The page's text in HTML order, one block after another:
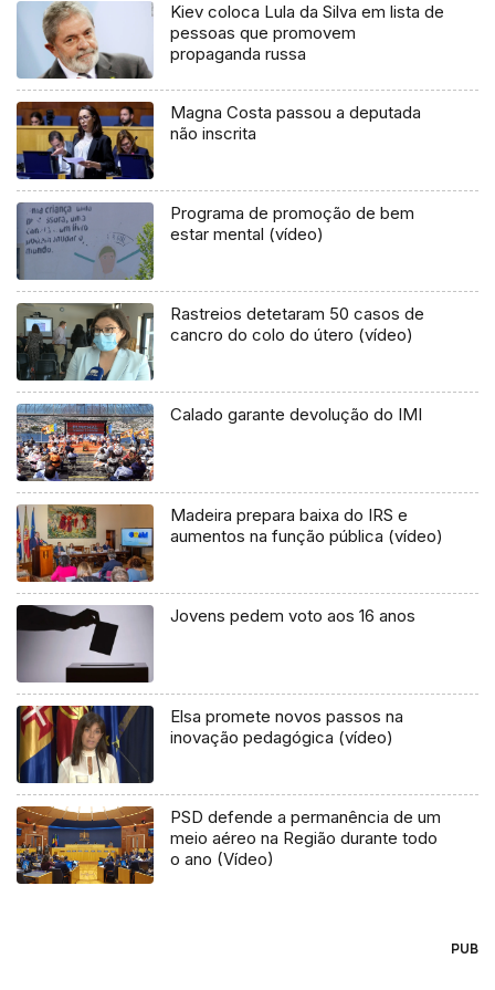
Kiev coloca Lula da Silva em lista de
pessoas que promovem
propaganda russa
Magna Costa passou a deputada
não inscrita
Programa de promoção de bem
estar mental (vídeo)
Rastreios detetaram 50 casos de
cancro do colo do útero (vídeo)
Calado garante devolução do IMI
Madeira prepara baixa do IRS e
aumentos na função pública (vídeo)
Jovens pedem voto aos 16 anos
Elsa promete novos passos na
inovação pedagógica (vídeo)
PSD defende a permanência de um
meio aéreo na Região durante todo
o ano (Vídeo)
PUB